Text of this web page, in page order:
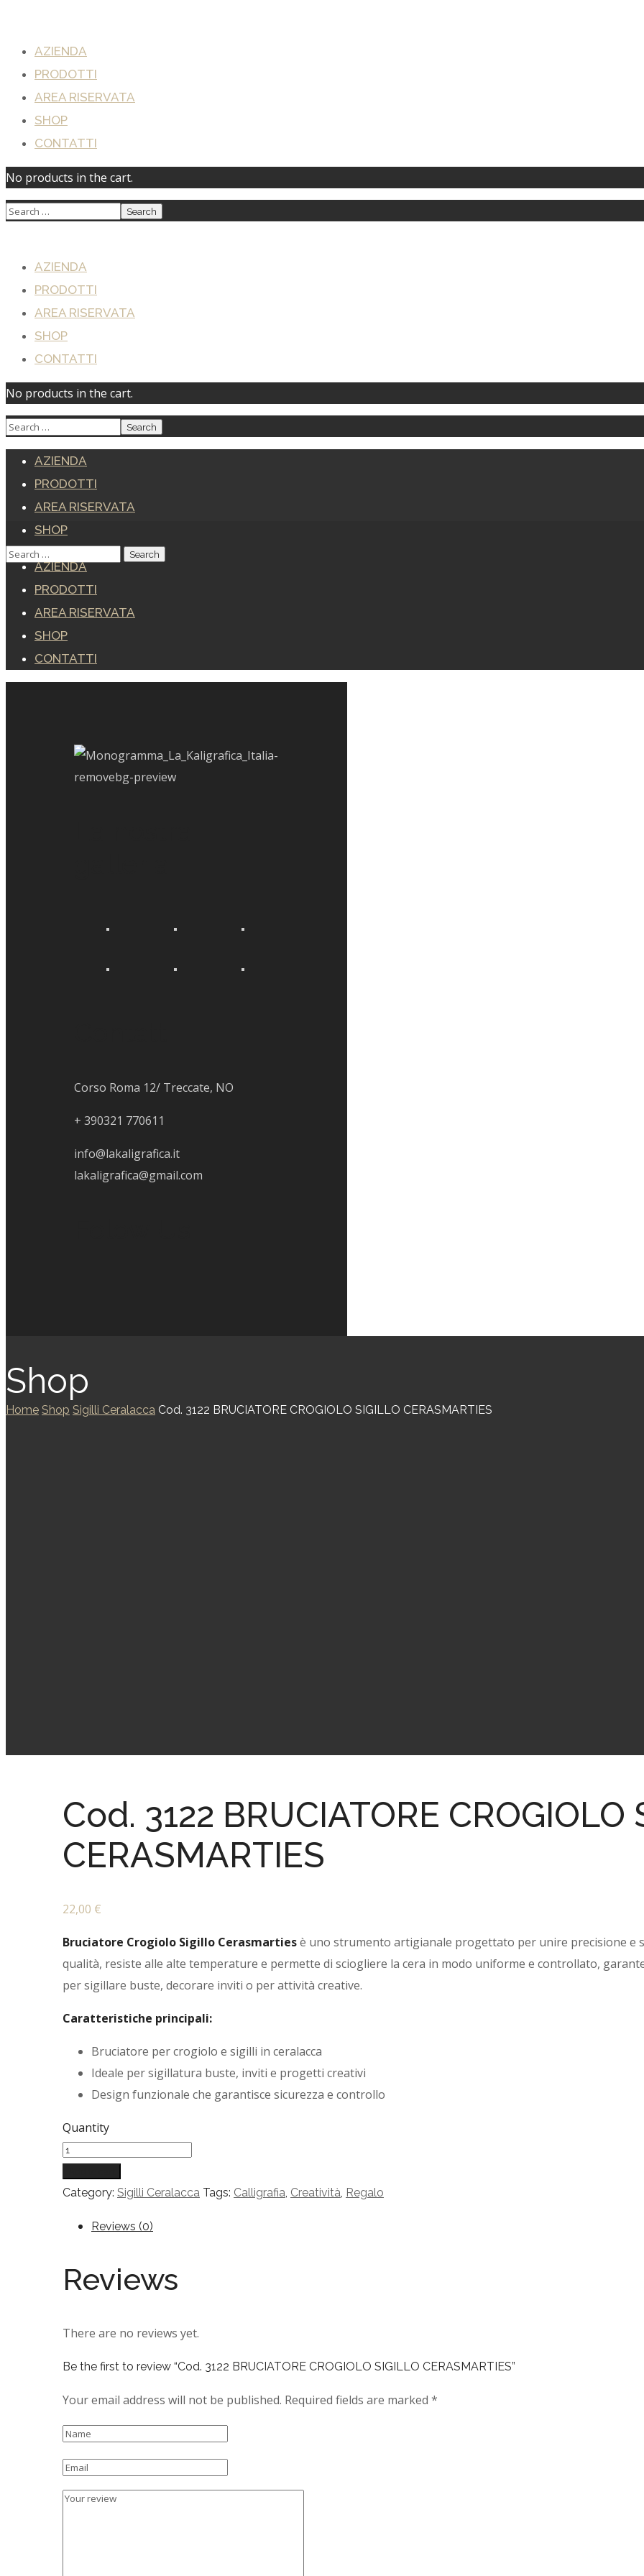
AZIENDA
PRODOTTI
AREA RISERVATA
SHOP
CONTATTI
No products in the cart.
AZIENDA
PRODOTTI
AREA RISERVATA
SHOP
CONTATTI
No products in the cart.
AZIENDA
PRODOTTI
AREA RISERVATA
SHOP
CONTATTI
AZIENDA
PRODOTTI
AREA RISERVATA
SHOP
CONTATTI
Corso Roma 12/ Treccate, NO
+ 390321 770611
info@lakaligrafica.it
lakaligrafica@gmail.com
Shop
Home Shop Sigilli Ceralacca Cod. 3122 BRUCIATORE CROGIOLO SIGILLO CERASMARTIES
Cod. 3122 BRUCIATORE CROGIOLO
CERASMARTIES
22,00 €
Bruciatore Crogiolo Sigillo Cerasmartiesè uno strumento artigianale progettato per unire precisione e
qualità, resiste alle alte temperature e permette di sciogliere la cera in modo uniforme e controllato,
per sigillare buste, decorare inviti o per attività creative.
Caratteristiche principali:
Bruciatore per crogiolo e sigilli in ceralacca
Ideale per sigillatura buste, inviti e progetti creativi
Design funzionale che garantisce sicurezza e controllo
Quantity
Category: Sigilli Ceralacca Tags: Calligrafia, Creatività, Regalo
Reviews (0)
Reviews
There are no reviews yet.
Be the first to review “Cod. 3122 BRUCIATORE CROGIOLO SIGILLO CERASMARTIES”
Your email address will not be published. Required fields are marked *